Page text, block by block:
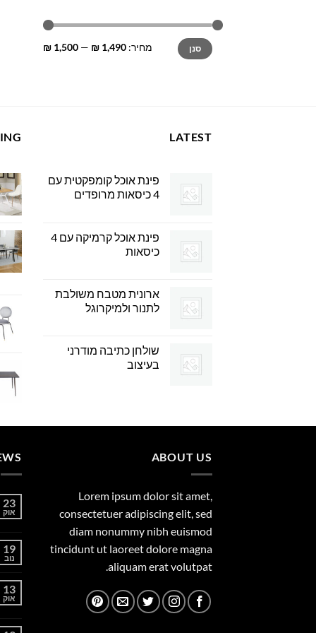
מחיר
מינימלי
מחיר
מקסימלי
סנן מחיר: 1,490 ₪
—
1,500 ₪
LATEST
פינת אוכל קומפקטית עם
4 כיסאות מרופדים
פינת אוכל קרמיקה עם 4
כיסאות
ארונית מטבח משולבת
לתנור ולמיקרוגל
שולחן כתיבה מודרני
בעיצוב
ABOUT US
Lorem ipsum dolor sit amet,
consectetuer adipiscing elit, sed
diam nonummy nibh euismod
tincidunt ut laoreet dolore magna
aliquam erat volutpat.
23
אוק
19
נוב
13
אוק